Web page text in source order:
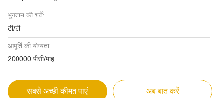
भुगतान की शर्तें:
टी/टी
आपूर्ति की योग्यता:
200000 पीसी/माह
सबसे अच्छी कीमत पाएं अब बात करें